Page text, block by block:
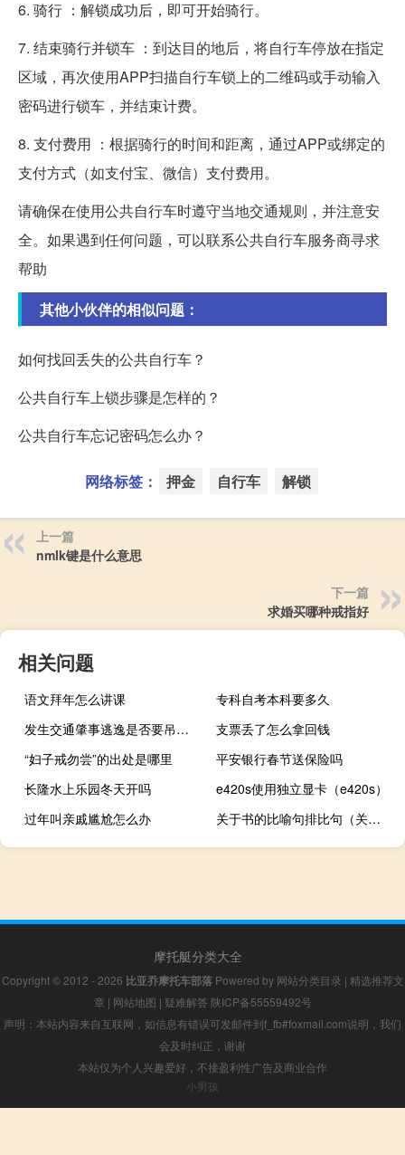
6. 骑行 ：解锁成功后，即可开始骑行。
7. 结束骑行并锁车 ：到达目的地后，将自行车停放在指定
区域，再次使用APP扫描自行车锁上的二维码或手动输入
密码进行锁车，并结束计费。
8. 支付费用 ：根据骑行的时间和距离，通过APP或绑定的
支付方式（如支付宝、微信）支付费用。
请确保在使用公共自行车时遵守当地交通规则，并注意安
全。如果遇到任何问题，可以联系公共自行车服务商寻求
帮助
其他小伙伴的相似问题：
如何找回丢失的公共自行车？
公共自行车上锁步骤是怎样的？
公共自行车忘记密码怎么办？
网络标签： 押金 自行车 解锁
上一篇
nmlk键是什么意思
下一篇
求婚买哪种戒指好
相关问题
语文拜年怎么讲课
专科自考本科要多久
发生交通肇事逃逸是否要吊销驾驶证
支票丢了怎么拿回钱
“妇子戒勿尝”的出处是哪里
平安银行春节送保险吗
长隆水上乐园冬天开吗
e420s使用独立显卡（e420s）
过年叫亲戚尴尬怎么办
关于书的比喻句排比句（关于书的比喻句）
摩托艇分类大全
Copyright © 2012 - 2026 比亚乔摩托车部落Powered by 网站分类目录 | 精选推荐文
章 | 网站地图 | 疑难解答 陕ICP备55559492号
声明：本站内容来自互联网，如信息有错误可发邮件到f_fb#foxmail.com说明，我们
会及时纠正，谢谢
本站仅为个人兴趣爱好，不接盈利性广告及商业合作
小男孩